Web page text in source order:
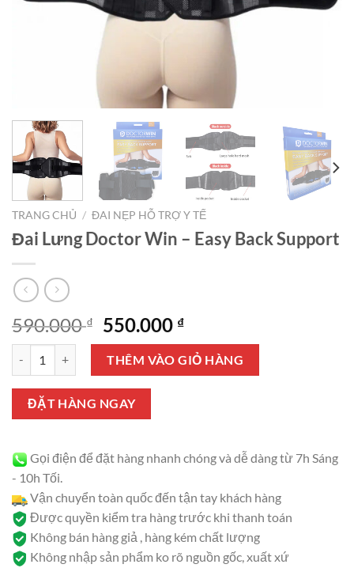
TRANG CHỦ / ĐAI NẸP HỖ TRỢ Y TẾ
Đai Lưng Doctor Win – Easy Back Support
590.000₫
Giá
gốc
là:
590.000 ₫.
550.000 ₫Giá
hiện
tại
là:
Đai Lưng Doctor Win - Easy Back Support số lượng
THÊM VÀO GIỎ HÀNG
ĐẶT HÀNG NGAY
Gọi điện để đặt hàng nhanh chóng và dễ dàng từ 7h Sáng
- 10h Tối.
Vận chuyển toàn quốc đến tận tay khách hàng
Được quyền kiểm tra hàng trước khi thanh toán
Không bán hàng giả , hàng kém chất lượng
Không nhập sản phẩm ko rõ nguồn gốc, xuất xứ